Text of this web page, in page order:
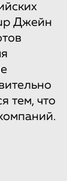
Джейн
тем, что